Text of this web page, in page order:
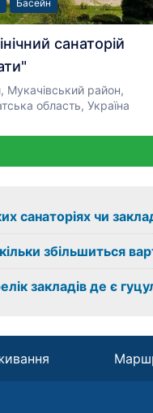
Басейн
санаторій
Мукачівський район,
область, Україна
санаторіях чи
збільшиться
закладів де є